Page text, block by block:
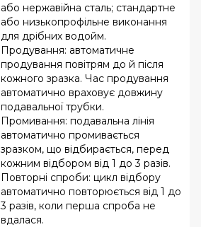
або нержавійна сталь; стандартне
або низькопрофільне виконання
для дрібних водойм.
Продування: автоматичне
продування повітрям до й після
кожного зразка. Час продування
автоматично враховує довжину
подавальної трубки.
Промивання: подавальна лінія
автоматично промивається
зразком, що відбирається, перед
кожним відбором від 1 до 3 разів.
Повторні спроби: цикл відбору
автоматично повторюється від 1 до
3 разів, коли перша спроба не
вдалася.